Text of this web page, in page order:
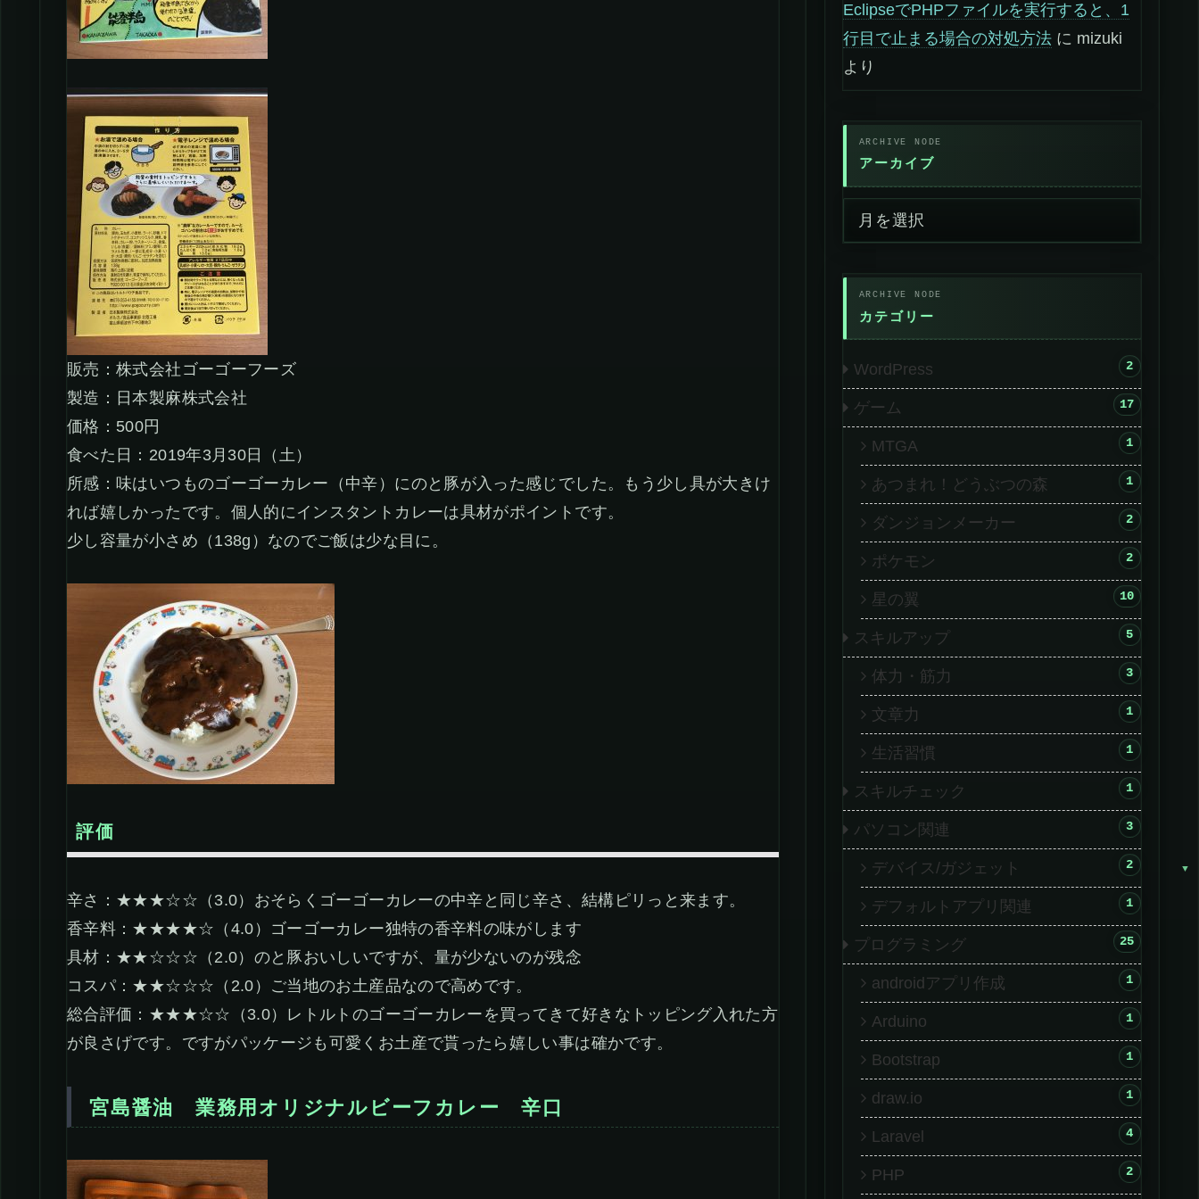
販売：株式会社ゴーゴーフーズ
製造：日本製麻株式会社
価格：500円
食べた日：2019年3月30日（土）
所感：味はいつものゴーゴーカレー（中辛）にのと豚が入った感じでした。もう少し具が大きけ
れば嬉しかったです。個人的にインスタントカレーは具材がポイントです。
少し容量が小さめ（138g）なのでご飯は少な目に。
評価
辛さ：★★★☆☆（3.0）おそらくゴーゴーカレーの中辛と同じ辛さ、結構ピリっと来ます。
香辛料：★★★★☆（4.0）ゴーゴーカレー独特の香辛料の味がします
具材：★★☆☆☆（2.0）のと豚おいしいですが、量が少ないのが残念
コスパ：★★☆☆☆（2.0）ご当地のお土産品なので高めです。
総合評価：★★★☆☆（3.0）レトルトのゴーゴーカレーを買ってきて好きなトッピング入れた方
が良さげです。ですがパッケージも可愛くお土産で貰ったら嬉しい事は確かです。
宮島醤油 業務用オリジナルビーフカレー 辛口
EclipseでPHPファイルを実行すると、1
行目で止まる場合の対処方法 に mizuki
より
アーカイブ
カテゴリー
WordPress 2
ゲーム 17
MTGA 1
あつまれ！どうぶつの森 1
ダンジョンメーカー 2
ポケモン 2
星の翼 10
スキルアップ 5
体力・筋力 3
文章力 1
生活習慣 1
スキルチェック 1
パソコン関連 3
デバイス/ガジェット 2
デフォルトアプリ関連 1
プログラミング 25
androidアプリ作成 1
Arduino 1
Bootstrap 1
draw.io 1
Laravel 4
PHP 2